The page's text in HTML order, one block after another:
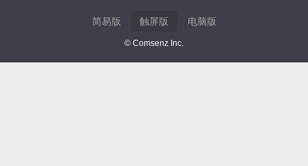
简易版 触屏版 电脑版
© Comsenz Inc.